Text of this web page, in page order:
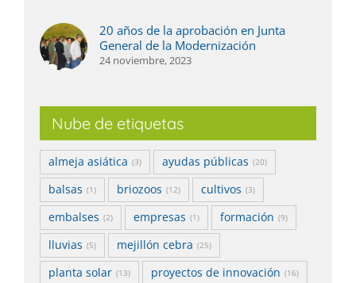
20 años de la aprobación en Junta
General de la Modernización
24 noviembre, 2023
Nube de etiquetas
almeja asiática (3) ayudas públicas (20)
balsas (1) briozoos (12) cultivos (3)
embalses (2) empresas (1) formación (9)
lluvias (5) mejillón cebra (25)
planta solar (13) proyectos de innovación (16)